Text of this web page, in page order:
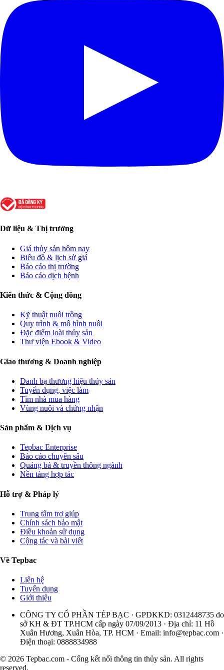
Dữ liệu & Thị trường
Giá thủy sản hôm nay
Biểu đồ & lịch sử giá
Báo cáo thị trường
Báo cáo dịch bệnh
Kiến thức & Cộng đồng
Kỹ thuật nuôi trồng
Quy trình & mô hình nuôi
Đặc điểm loài thủy sản
Thư viện Ebook & Video
Giao thương & Doanh nghiệp
Danh bạ thương hiệu thủy sản
Tuyển dụng, việc làm
Tìm nhà mua hàng
Vùng nuôi và chứng nhận
Sản phẩm & Dịch vụ
Tepbac Enterprise
Báo cáo chuyên sâu
Quảng bá & truyền thông ngành
Nền tảng hợp tác
Hỗ trợ & Pháp lý
Trung tâm trợ giúp
Chính sách bảo mật
Điều khoản sử dụng
Cộng tác và bài viết
Về Tepbac
Liên hệ
Tuyển dụng
Giới thiệu
CÔNG TY CỔ PHẦN TÉP BẠC · GPDKKD: 0312448735 do
sở KH & ĐT TP.HCM cấp ngày 07/09/2013 · Địa chỉ: 11 Hồ
Xuân Hương, Xuân Hòa, TP. HCM · Email: info@tepbac.com ·
Điện thoại: 0888834988
© 2026 Tepbac.com - Cổng kết nối thông tin thủy sản. All rights
reserved.